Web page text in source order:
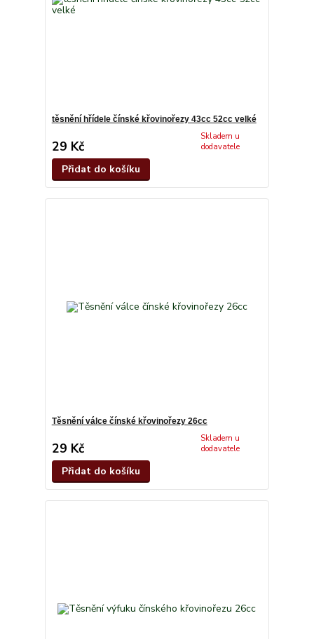
těsnění hřídele čínské křovinořezy 43cc 52cc velké
29 Kč
Skladem u
dodavatele
Přidat do košíku
Těsnění válce čínské křovinořezy 26cc
29 Kč
Skladem u
dodavatele
Přidat do košíku